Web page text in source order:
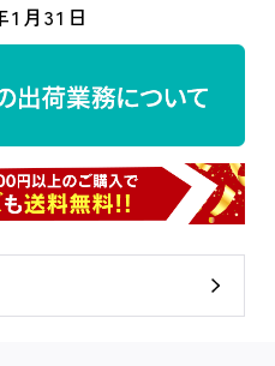
1月31日